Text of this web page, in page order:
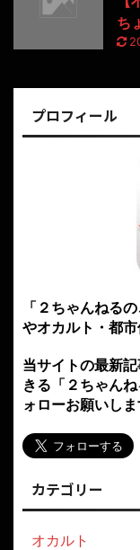
ち
プロフィール
「２ちゃんねる
やオカルト・都
当サイトの最新
きる「２ちゃん
ォローお願いしま
カテゴリー
オカルト